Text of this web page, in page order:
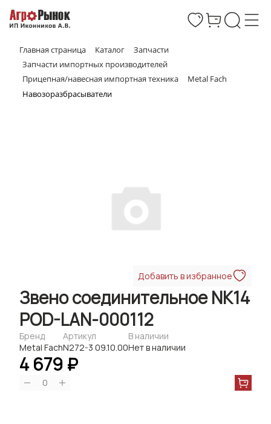
Главная страница Каталог
Запчасти
Запчасти импортных производителей
Прицепная/навесная импортная техника
Metal Fach
Навозоразбрасыватели
Добавить в избранное
Звено соединительное NK14
POD-LAN-000112
Бренд
Metal Fach
Артикул
N272-3 09.10.00
В наличии
Нет в наличии
4 679 ₽
0